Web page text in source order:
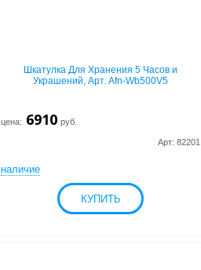
Шкатулка Для Хранения 5 Часов и
Украшений, Арт. Afn-Wb500V5
цена: 6910 руб.
Арт: 82201
наличие